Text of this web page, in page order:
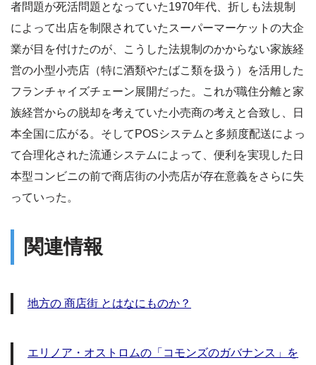
者問題が死活問題となっていた1970年代、折しも法規制
によって出店を制限されていたスーパーマーケットの大企
業が目を付けたのが、こうした法規制のかからない家族経
営の小型小売店（特に酒類やたばこ類を扱う）を活用した
フランチャイズチェーン展開だった。これが職住分離と家
族経営からの脱却を考えていた小売商の考えと合致し、日
本全国に広がる。そしてPOSシステムと多頻度配送によっ
て合理化された流通システムによって、便利を実現した日
本型コンビニの前で商店街の小売店が存在意義をさらに失
っていった。
関連情報
地方の 商店街 とはなにものか？
エリノア・オストロムの「コモンズのガバナンス」を